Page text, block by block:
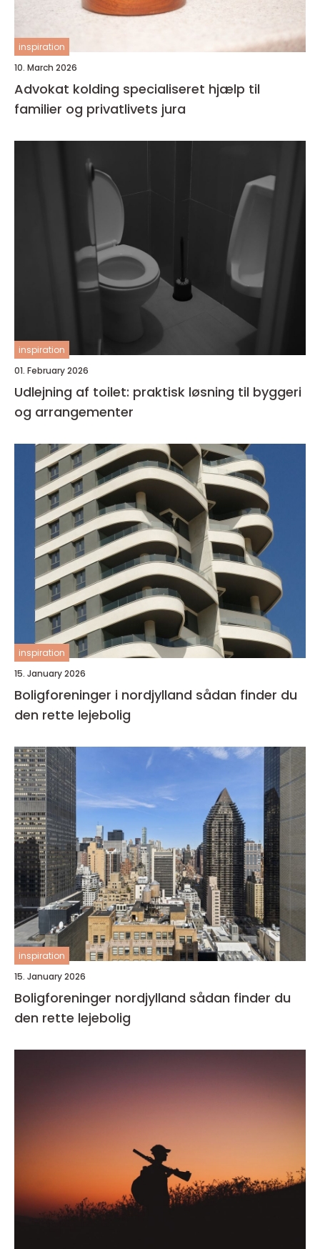
inspiration
10. March 2026
Advokat kolding specialiseret hjælp til
familier og privatlivets jura
inspiration
01. February 2026
Udlejning af toilet: praktisk løsning til byggeri
og arrangementer
inspiration
15. January 2026
Boligforeninger i nordjylland sådan finder du
den rette lejebolig
inspiration
15. January 2026
Boligforeninger nordjylland sådan finder du
den rette lejebolig